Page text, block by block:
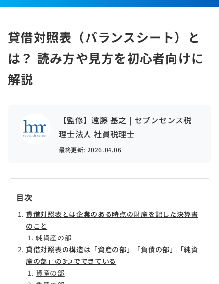
貸借対照表（バランスシート）と
は？ 読み方や見方を初心者向けに
解説
【監修】遠藤 基之 | セブンセンス税
理士法人 社員税理士
最終更新: 2026.04.06
目次
貸借対照表とは企業のある時点の財産を記した決算書
のこと
純資産の部
貸借対照表の構造は「資産の部」「負債の部」「純資
産の部」の3つでできている
資産の部